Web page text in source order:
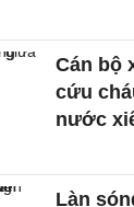
Cán bộ
cứu
nước
Làn